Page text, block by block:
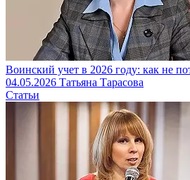
Воинский учет в 2026 году: как не
04.05.2026 Татьяна Тарасова
Статьи